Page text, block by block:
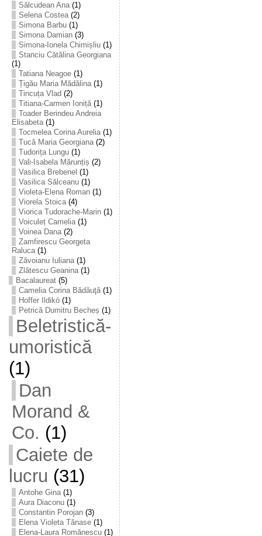
Sălcudean Ana(1)
Selena Costea(2)
Simona Barbu(1)
Simona Damian(3)
Simona-Ionela Chimișliu(1)
Stanciu Cătălina Georgiana
(1)
Tatiana Neagoe(1)
Țigău Maria Mădălina(1)
Tincuța Vlad (2)
Titiana-Carmen Ioniță(1)
Toader Berindeu Andreia
Elisabeta(1)
Tocmelea Corina Aurelia(1)
Tucă Maria Georgiana(2)
Tudorița Lungu(1)
Vali-Isabela Mărunțiș (2)
Vasilica Brebenel (1)
Vasilica Sălceanu(1)
Violeta-Elena Roman(1)
Viorela Stoica(4)
Viorica Tudorache-Marin(1)
Voiculeț Camelia(1)
Voinea Dana(2)
Zamfirescu Georgeta
Raluca(1)
Zăvoianu Iuliana(1)
Zlătescu Geanina(1)
Bacalaureat(5)
Camelia Corina Bădăuţă(1)
Hoffer Ildikó(1)
Petrică Dumitru Becheș (1)
Beletristică-
umoristică
(1)
Dan
Morand &
Co. (1)
Caiete de
lucru (31)
Antohe Gina(1)
Aura Diaconu(1)
Constantin Porojan(3)
Elena Violeta Tănase(1)
Elena-Laura Romănescu(1)